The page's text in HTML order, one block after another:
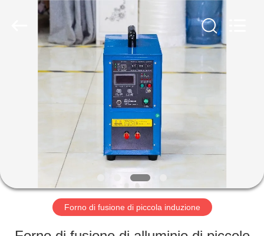
PRODOTTI
GIRO
DELLA
FABBRICA
Forno di fusione di piccola induzione